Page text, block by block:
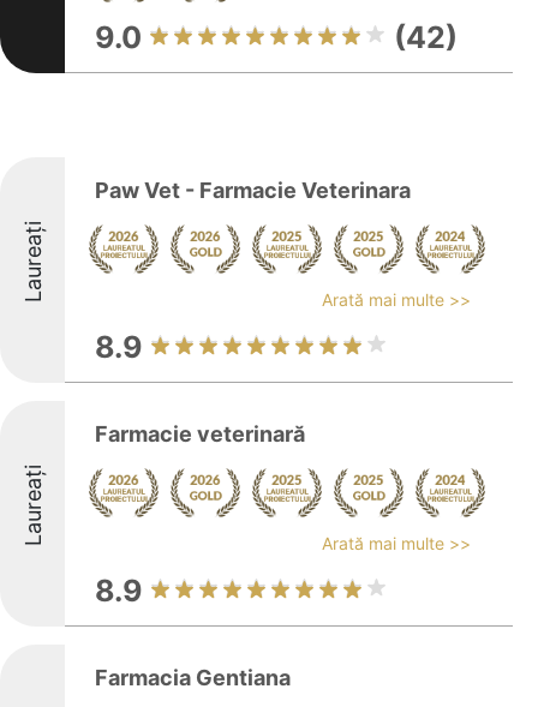
9.0 (42)
Laureați
Paw Vet - Farmacie Veterinara
Arată mai multe >>
8.9
Laureați
Farmacie veterinară
Arată mai multe >>
8.9
Farmacia Gentiana